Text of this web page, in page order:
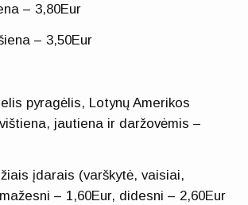
– 3,80Eur
– 3,50Eur
pyragėlis, Lotynų Amerikos
jautiena ir daržovėmis –
įdarais (varškytė, vaisiai,
– 1,60Eur, didesni – 2,60Eur